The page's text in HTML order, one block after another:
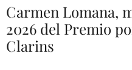
Carmen Lomana,
2026 del Premio
Clarins